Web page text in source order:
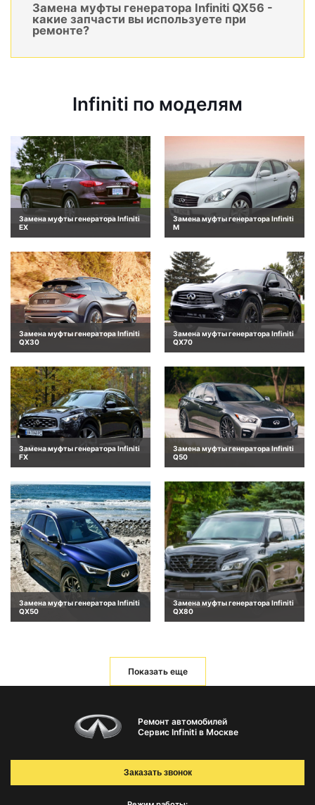
Замена муфты генератора Infiniti QX56 -
какие запчасти вы используете при
ремонте?
Infiniti по моделям
Замена муфты генератора Infiniti
EX
Замена муфты генератора Infiniti
M
Замена муфты генератора Infiniti
QX30
Замена муфты генератора Infiniti
QX70
Замена муфты генератора Infiniti
FX
Замена муфты генератора Infiniti
Q50
Замена муфты генератора Infiniti
QX50
Замена муфты генератора Infiniti
QX80
Показать еще
Ремонт автомобилей
Сервис Infiniti в Москве
Заказать звонок